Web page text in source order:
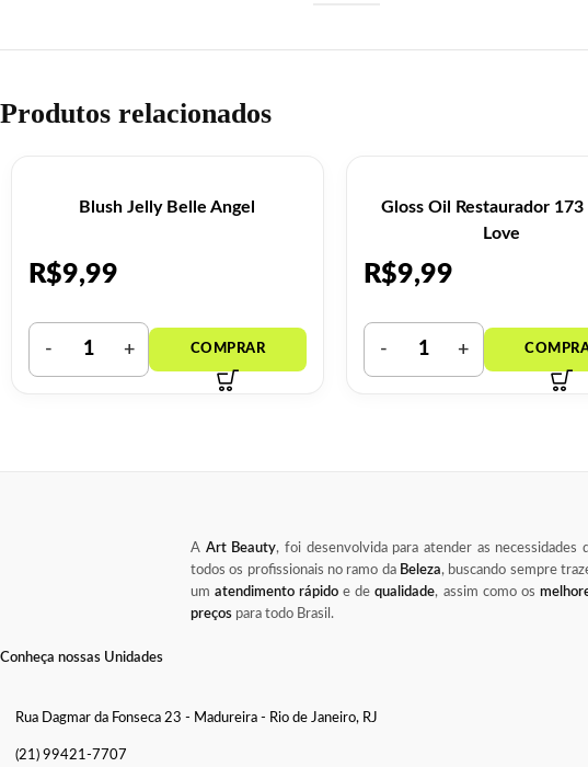
Produtos relacionados
Blush Jelly Belle Angel
R$9,99
Gloss Oil Restaurador 173
Love
R$9,99
A Art Beauty, foi desenvolvida para atender as necessidades
todos os profissionais no ramo da Beleza, buscando sempre
um atendimento rápido e dequalidade, assim como os
preçospara todo Brasil.
Conheça nossas Unidades
Rua Dagmar da Fonseca 23 - Madureira - Rio de Janeiro, RJ
(21) 99421-7707